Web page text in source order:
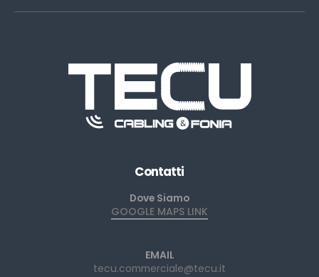
Contatti
Dove Siamo
GOOGLE MAPS LINK
EMAIL
tecu.commerciale@tecu.it